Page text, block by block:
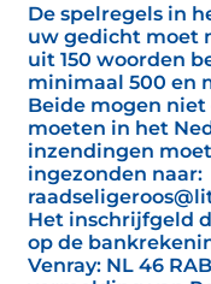
De spelregels in
uw gedicht moet
uit 150 woorden
minimaal 500 en
Beide mogen
moeten in het
inzendingen
ingezonden naar:
Het inschrijfgeld
op de
Venray: NL 46